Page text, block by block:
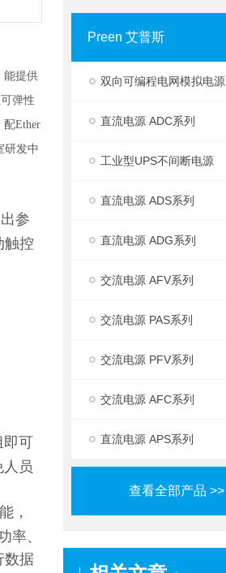
Preen 艾普斯
双向可编程电网模拟电源
直流电源 ADC系列
工业型UPS不间断电源
直流电源 ADS系列
直流电源 ADG系列
交流电源 AFV系列
交流电源 PAS系列
交流电源 PFV系列
交流电源 AFC系列
直流电源 APS系列
查看全部产品 >>
能提供
弹性
配Ether
研发中
参
触控
即可
员
，
率、
数据